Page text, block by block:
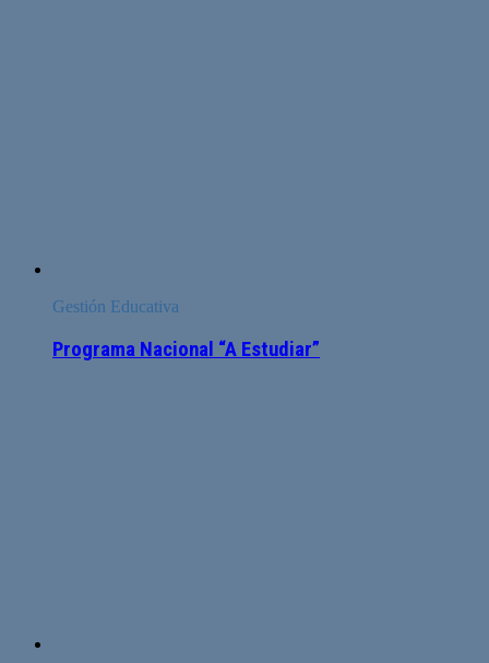
Gestión Educativa
Programa Nacional “A Estudiar”